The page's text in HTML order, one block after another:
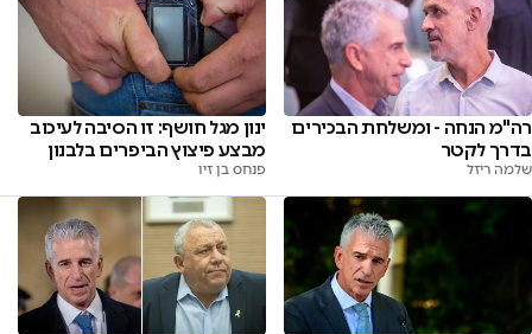
רה"מ הנחה - ומשלחת הבכירים
בדרך לקטר
שלמה ריזל
ינון מגל חושף: זו הסיבה לעיכוב
מבצע פיצוץ הביפרים בלבנון
פנחס בן זיו